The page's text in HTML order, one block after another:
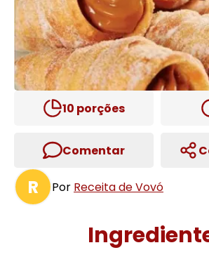
10 porções
Comentar
R Por Receita de Vovó